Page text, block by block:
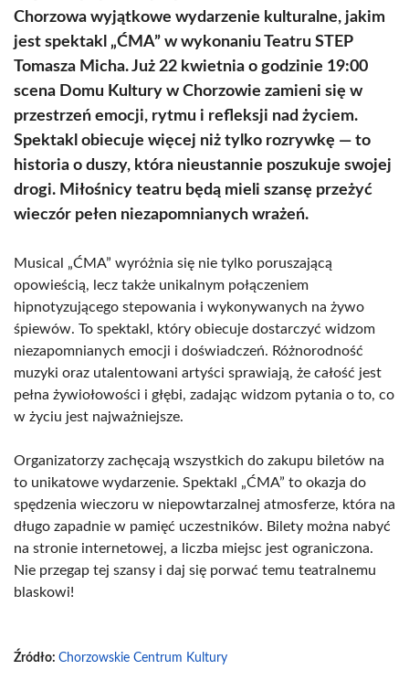
Chorzowa wyjątkowe wydarzenie kulturalne, jakim
jest spektakl „ĆMA” w wykonaniu Teatru STEP
Tomasza Micha. Już 22 kwietnia o godzinie 19:00
scena Domu Kultury w Chorzowie zamieni się w
przestrzeń emocji, rytmu i refleksji nad życiem.
Spektakl obiecuje więcej niż tylko rozrywkę — to
historia o duszy, która nieustannie poszukuje swojej
drogi. Miłośnicy teatru będą mieli szansę przeżyć
wieczór pełen niezapomnianych wrażeń.
Musical „ĆMA” wyróżnia się nie tylko poruszającą
opowieścią, lecz także unikalnym połączeniem
hipnotyzującego stepowania i wykonywanych na żywo
śpiewów. To spektakl, który obiecuje dostarczyć widzom
niezapomnianych emocji i doświadczeń. Różnorodność
muzyki oraz utalentowani artyści sprawiają, że całość jest
pełna żywiołowości i głębi, zadając widzom pytania o to, co
w życiu jest najważniejsze.
Organizatorzy zachęcają wszystkich do zakupu biletów na
to unikatowe wydarzenie. Spektakl „ĆMA” to okazja do
spędzenia wieczoru w niepowtarzalnej atmosferze, która na
długo zapadnie w pamięć uczestników. Bilety można nabyć
na stronie internetowej, a liczba miejsc jest ograniczona.
Nie przegap tej szansy i daj się porwać temu teatralnemu
blaskowi!
Źródło: Chorzowskie Centrum Kultury